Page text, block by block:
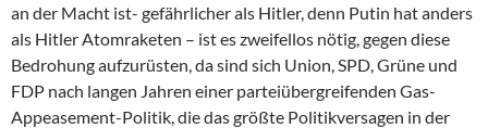
an der Macht ist- gefährlicher als Hitler, denn Putin hat anders
als Hitler Atomraketen – ist es zweifellos nötig, gegen diese
Bedrohung aufzurüsten, da sind sich Union, SPD, Grüne und
FDP nach langen Jahren einer parteiübergreifenden Gas-
Appeasement-Politik, die das größte Politikversagen in der